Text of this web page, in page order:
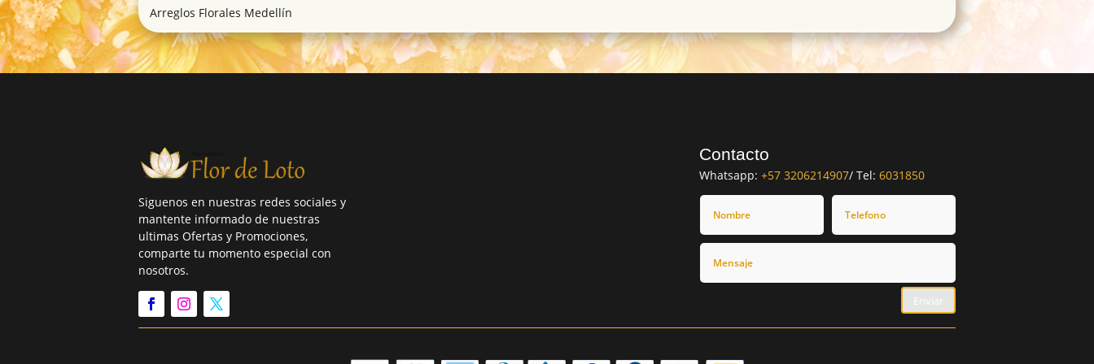
Arreglos Florales Medellín
Siguenos en nuestras redes sociales y
mantente informado de nuestras
ultimas Ofertas y Promociones,
comparte tu momento especial con
nosotros.
Contacto
Whatsapp:+57 3206214907/ Tel:6031850
Enviar